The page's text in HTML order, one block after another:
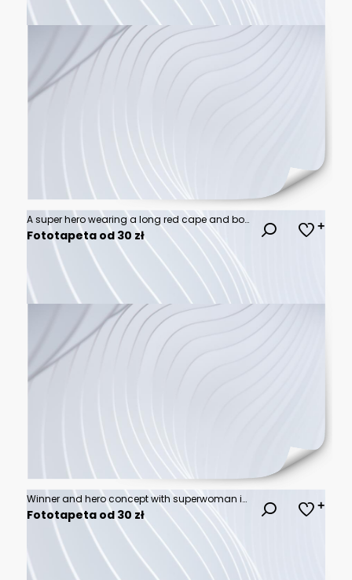
A super hero wearing a long red cape and boots standing on the top of a tall building looking at a metropolis city with the sunset in the background, copy space - Generative AI
Fototapeta od 30 zł
Winner and hero concept with superwoman in dark coat on top of the rock at amazing sky view background.
Fototapeta od 30 zł